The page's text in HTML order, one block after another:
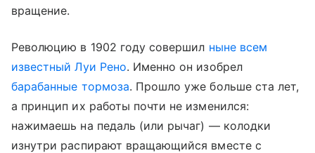
вращение.
Революцию в 1902 году совершил ныне всем
известный Луи Рено. Именно он изобрел
барабанные тормоза. Прошло уже больше ста лет,
а принцип их работы почти не изменился:
нажимаешь на педаль (или рычаг) — колодки
изнутри распирают вращающийся вместе с